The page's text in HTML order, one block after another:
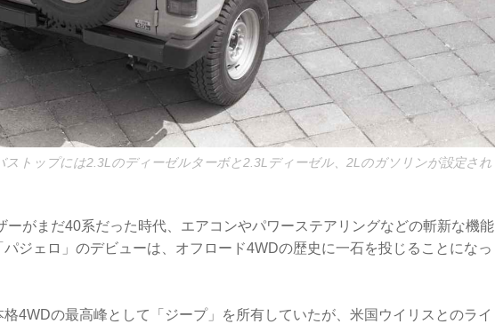
ストップには2.3Lのディーゼルターボと2.3Lディーゼル、2Lのガソリンが設定され
ーがまだ40系だった時代、エアコンやパワーステアリングなどの斬新な機能
ジェロ」のデビューは、オフロード4WDの歴史に一石を投じることになっ
4WDの最高峰として「ジープ」を所有していたが、米国ウイリスとのライ